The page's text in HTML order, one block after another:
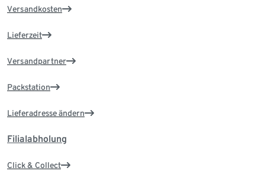
Versandkosten
Lieferzeit
Versandpartner
Packstation
Lieferadresse ändern
Filialabholung
Click & Collect